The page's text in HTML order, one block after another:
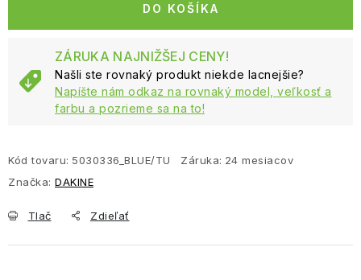
DO KOŠÍKA
ZÁRUKA NAJNIŽŠEJ CENY!
Našli ste rovnaký produkt niekde lacnejšie?
Napíšte nám odkaz na rovnaký model, veľkosť a
farbu a pozrieme sa na to!
Kód tovaru: 5030336_BLUE/TU Záruka: 24 mesiacov
Značka: DAKINE
Tlač Zdieľať